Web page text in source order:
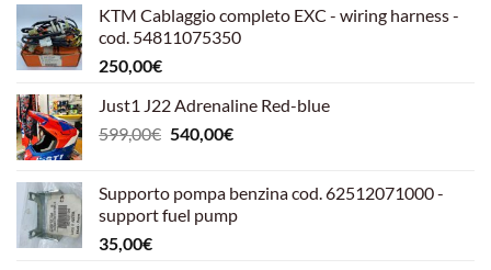
KTM Cablaggio completo EXC - wiring harness -
cod. 54811075350
250,00€
Just1 J22 Adrenaline Red-blue
599,00€ Il
era:
599,00€.
540,00€Il
è:
540,00€.
Supporto pompa benzina cod. 62512071000 -
support fuel pump
35,00€